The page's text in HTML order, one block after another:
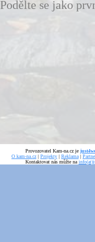
Podělte se jako
Provozovatel Kam-na.cz je
O kam-na.cz | Projekty | Reklama |
Kontaktovat nás můžte na